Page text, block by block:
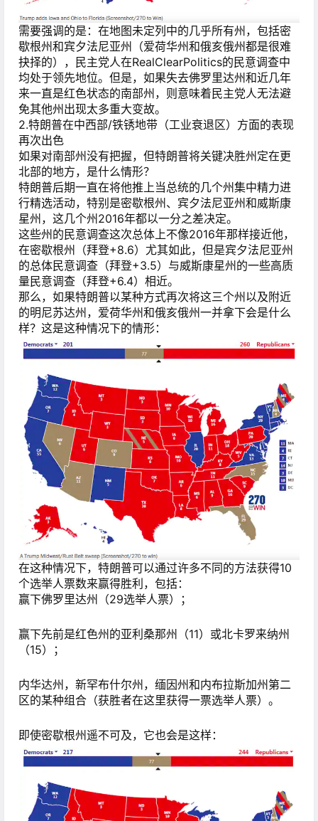
需要强调的是：在地图未定列中的几乎所有州，包括密
歇根州和宾夕法尼亚州（爱荷华州和俄亥俄州都是很难
抉择的），民主党人在RealClearPolitics的民意调查中
均处于领先地位。但是，如果失去佛罗里达州和近几年
来一直是红色状态的南部州，则意味着民主党人无法避
免其他州出现太多重大变故。
2.特朗普在中西部/铁锈地带（工业衰退区）方面的表现
再次出色
如果对南部州没有把握，但特朗普将关键决胜州定在更
北部的地方，是什么情形？
特朗普后期一直在将他推上当总统的几个州集中精力进
行精选活动，特别是密歇根州、宾夕法尼亚州和威斯康
星州，这几个州2016年都以一分之差决定。
这些州的民意调查这次总体上不像2016年那样接近他，
在密歇根州（拜登+8.6）尤其如此，但是宾夕法尼亚州
的总体民意调查（拜登+3.5）与威斯康星州的一些高质
量民意调查（拜登+6.4）相近。
那么，如果特朗普以某种方式再次将这三个州以及附近
的明尼苏达州，爱荷华州和俄亥俄州一并拿下会是什么
样？这是这种情况下的情形：
在这种情况下，特朗普可以通过许多不同的方法获得10
个选举人票数来赢得胜利，包括：
赢下佛罗里达州（29选举人票）；
赢下先前是红色州的亚利桑那州（11）或北卡罗来纳州
（15）；
内华达州，新罕布什尔州，缅因州和内布拉斯加州第二
区的某种组合（获胜者在这里获得一票选举人票）。
即使密歇根州遥不可及，它也会是这样：